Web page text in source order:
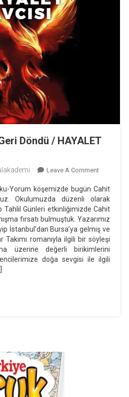
Döndü / HAYALET
Leave A CommentOn
Takımı
Geri
Döndü
/
HAYALET
AVCISI
Yorum köşemizde bugün Cahit
Okulumuzda düzenli olarak
Tahlil Günleri etkinliğimizde Cahit
fırsatı bulmuştuk. Yazarımız
İstanbul’dan Bursa’ya gelmiş ve
romanıyla ilgili bir söyleşi
üzerine değerli birikimlerini
doğa sevgisi ile ilgili